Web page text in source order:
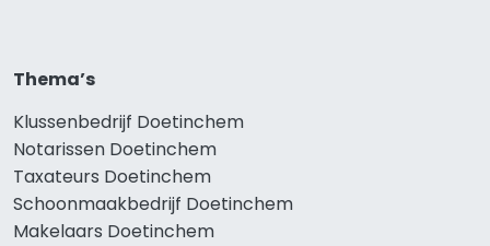
Thema’s
Klussenbedrijf Doetinchem
Notarissen Doetinchem
Taxateurs Doetinchem
Schoonmaakbedrijf Doetinchem
Makelaars Doetinchem